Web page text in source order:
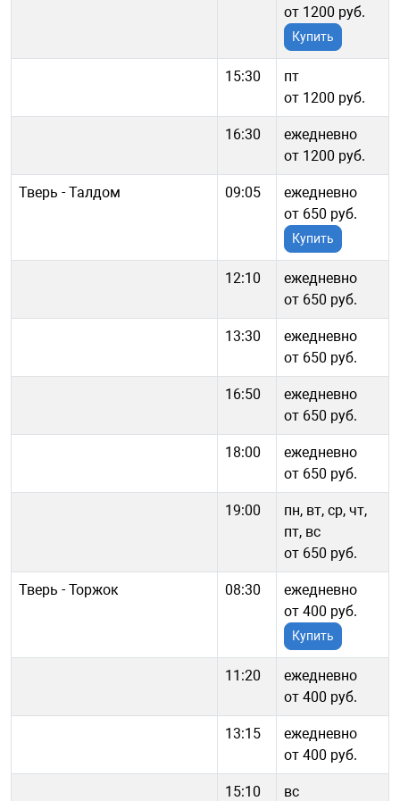
от 1200 руб.
Купить
15:30
пт
от 1200 руб.
16:30
ежедневно
от 1200 руб.
Тверь - Талдом 09:05
ежедневно
от 650 руб.
Купить
12:10
ежедневно
от 650 руб.
13:30
ежедневно
от 650 руб.
16:50
ежедневно
от 650 руб.
18:00
ежедневно
от 650 руб.
19:00
пн, вт, ср, чт,
пт, вс
от 650 руб.
Тверь - Торжок 08:30
ежедневно
от 400 руб.
Купить
11:20
ежедневно
от 400 руб.
13:15
ежедневно
от 400 руб.
15:10
вс